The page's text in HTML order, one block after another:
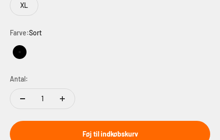
XL
Farve:Sort
Sort
Antal:
Føj til indkøbskurv